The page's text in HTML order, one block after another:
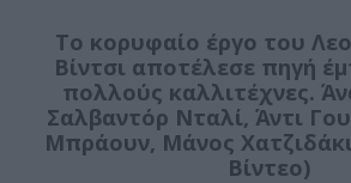
Το κορυφαίο έργο του
Βίντσι αποτέλεσε πηγή
πολλούς καλλιτέχνες.
Σαλβαντόρ Νταλί, Άντι
Μπράουν, Μάνος
Βίντεο)